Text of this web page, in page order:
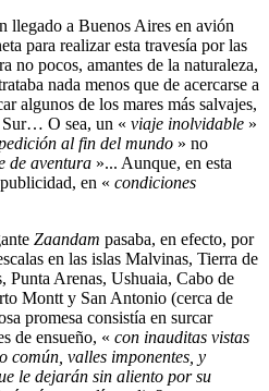
llegado a Buenos Aires en avión
para realizar esta travesía por las
no pocos, amantes de la naturaleza,
nada menos que de acercarse a
algunos de los mares más salvajes,
Sur… O sea, un « viaje inolvidable »
al fin del mundo » no
de aventura »... Aunque, en esta
en « condiciones
Zaandam pasaba, en efecto, por
en las islas Malvinas, Tierra de
Punta Arenas, Ushuaia, Cabo de
Montt y San Antonio (cerca de
promesa consistía en surcar
de ensueño, « con inauditas vistas
común, valles imponentes, y
le dejarán sin aliento por su